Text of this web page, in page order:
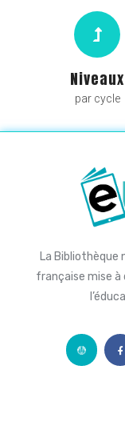
Niveaux
par cycle
La Bibliothèque
française mise à